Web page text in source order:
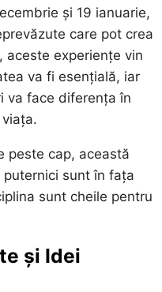
și 19 ianuarie,
care pot crea
aceste experiențe vin
va fi esențială, iar
va face diferența în
peste cap, această
sunt în fața
sunt cheile pentru
și Idei